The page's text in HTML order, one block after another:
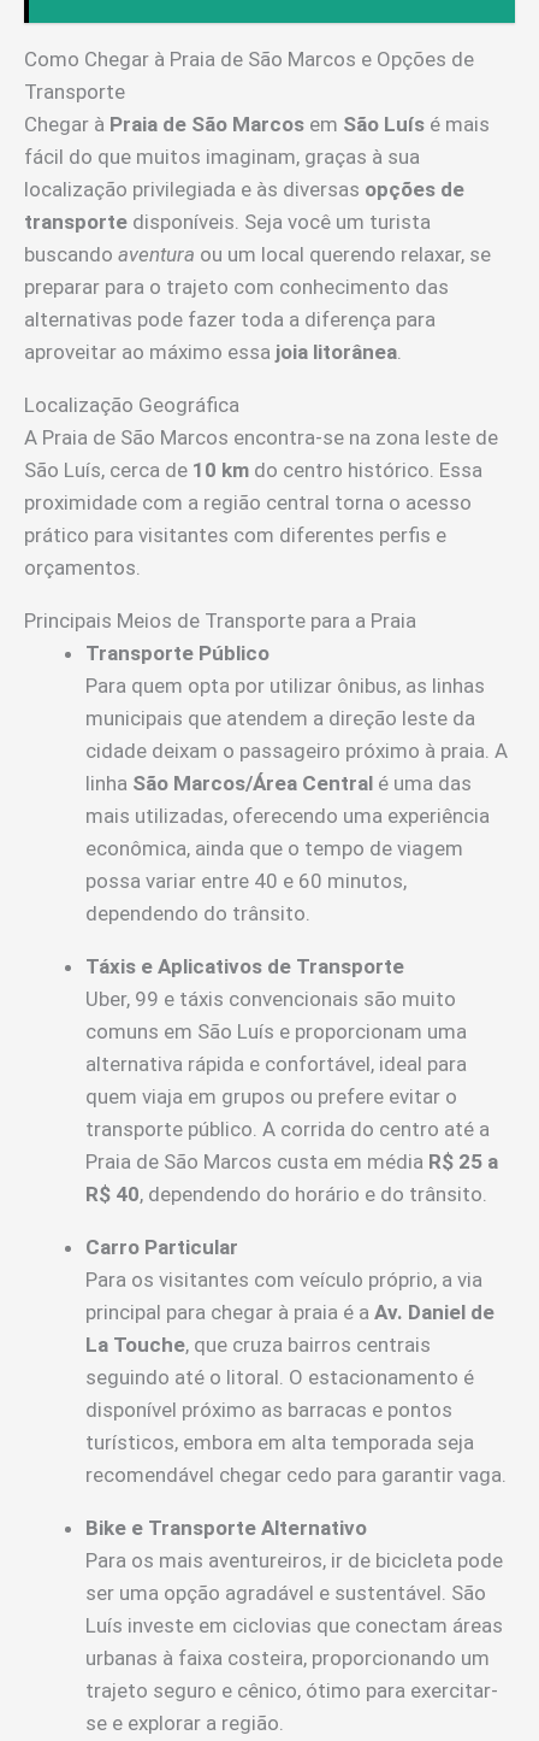
Como Chegar à Praia de São Marcos e Opções de
Transporte
Chegar à Praia de São Marcos em São Luís é mais
fácil do que muitos imaginam, graças à sua
localização privilegiada e às diversas opções de
transporte disponíveis. Seja você um turista
buscando aventura ou um local querendo relaxar, se
preparar para o trajeto com conhecimento das
alternativas pode fazer toda a diferença para
aproveitar ao máximo essa joia litorânea
Localização Geográfica
A Praia de São Marcos encontra-se na zona leste de
São Luís, cerca de 10 km do centro histórico. Essa
proximidade com a região central torna o acesso
prático para visitantes com diferentes perfis e
orçamentos.
Principais Meios de Transporte para a Praia
Transporte Público
Para quem opta por utilizar ônibus, as linhas
municipais que atendem a direção leste da
cidade deixam o passageiro próximo à praia. A
linha São Marcos/Área Central é uma das
mais utilizadas, oferecendo uma experiência
econômica, ainda que o tempo de viagem
possa variar entre 40 e 60 minutos,
dependendo do trânsito.
Táxis e Aplicativos de Transporte
Uber, 99 e táxis convencionais são muito
comuns em São Luís e proporcionam uma
alternativa rápida e confortável, ideal para
quem viaja em grupos ou prefere evitar o
transporte público. A corrida do centro até a
Praia de São Marcos custa em média R$ 25 a
R$ 40, dependendo do horário e do trânsito.
Carro Particular
Para os visitantes com veículo próprio, a via
principal para chegar à praia é a Av. Daniel de
La Touche, que cruza bairros centrais
seguindo até o litoral. O estacionamento é
disponível próximo as barracas e pontos
turísticos, embora em alta temporada seja
recomendável chegar cedo para garantir vaga.
Bike e Transporte Alternativo
Para os mais aventureiros, ir de bicicleta pode
ser uma opção agradável e sustentável. São
Luís investe em ciclovias que conectam áreas
urbanas à faixa costeira, proporcionando um
trajeto seguro e cênico, ótimo para exercitar-
se e explorar a região.